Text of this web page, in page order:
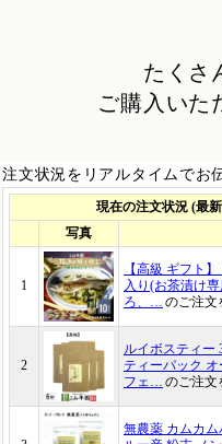
たくさ
ご購入いた
注文状況をリアルタイムでお伝